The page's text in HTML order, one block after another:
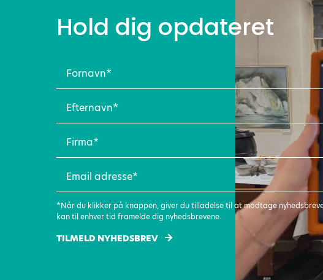
Hold dig opdateret
(Påkrævet)
Efternavn
(Påkrævet)
Firma
(Påkrævet)
adresse
*Når du klikker på knappen, giver du tilladelse til at modtage
kan til enhver tid framelde dig nyhedsbrevene.
TILMELD NYHEDSBREV